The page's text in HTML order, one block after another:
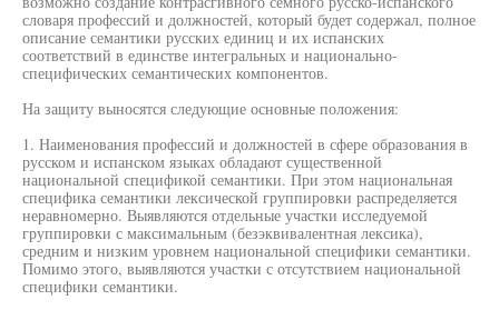
словаря профессий и должностей, который будет содержал, полное
описание семантики русских единиц и их испанских
соответствий в единстве интегральных и национально-
специфических семантических компонентов.
На защиту выносятся следующие основные положения:
1. Наименования профессий и должностей в сфере образования в
русском и испанском языках обладают существенной
национальной спецификой семантики. При этом национальная
специфика семантики лексической группировки распределяется
неравномерно. Выявляются отдельные участки исследуемой
группировки с максимальным (безэквивалентная лексика),
средним и низким уровнем национальной специфики семантики.
Помимо этого, выявляются участки с отсутствием национальной
специфики семантики.